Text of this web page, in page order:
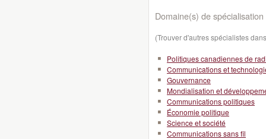
Domaine(s) de spécialisation
(Trouver d'autres spécialistes
Politiques canadiennes de
Communications et
Gouvernance
Mondialisation et
Communications politiques
Économie politique
Science et société
Communications sans fil